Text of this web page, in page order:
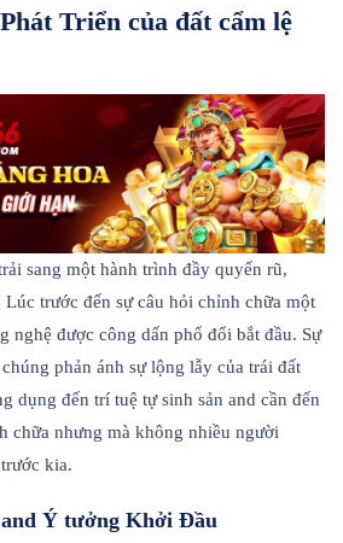
Triển của đất cẩm lệ
sang một hành trình đầy quyến rũ,
trước đến sự câu hỏi chỉnh chữa một
nghệ được công dấn phổ đổi bắt đầu. Sự
phản ánh sự lộng lẫy của trái đất
dụng đến trí tuệ tự sinh sản and cần đến
chữa nhưng mà không nhiều người
kia.
Ý tưởng Khởi Đầu